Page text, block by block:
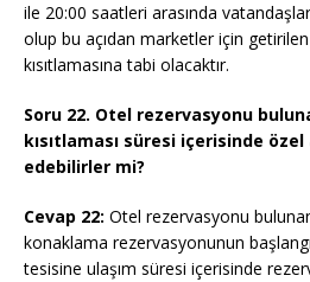
ile 20:00 saatleri arasında
olup bu açıdan marketler için
kısıtlamasına tabi olacaktır.
Soru 22. Otel rezervasyonu
kısıtlaması süresi içerisinde
edebilirler mi?
Cevap 22: Otel rezervasyonu
konaklama rezervasyonunun
tesisine ulaşım süresi içerisinde